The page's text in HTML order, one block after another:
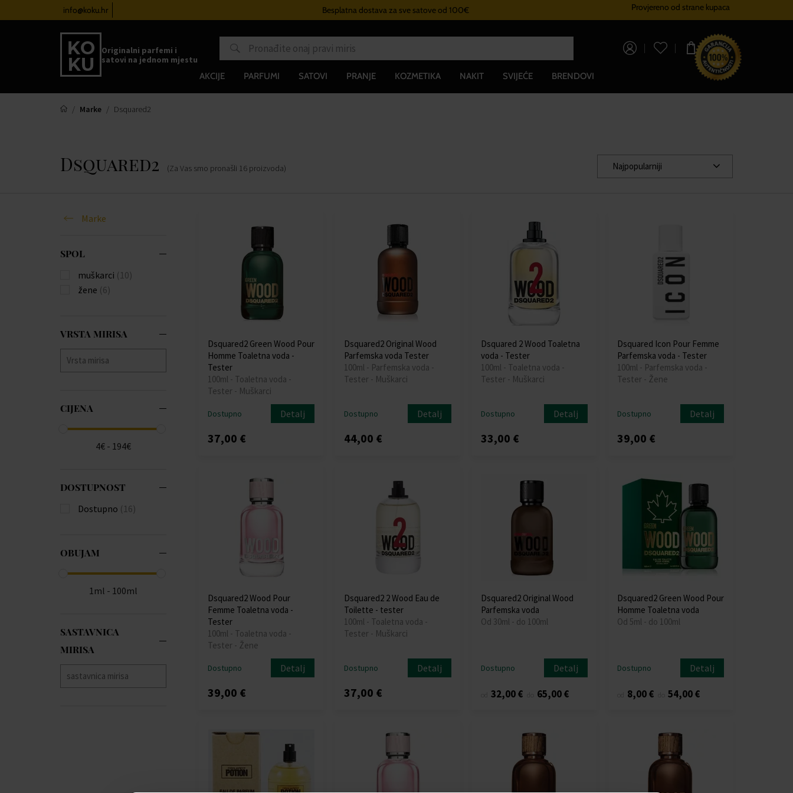
info@koku.hr Besplatna dostava za sve satove od 100€ Sustav vjernostiProvjereno od strane kupaca
Originalni parfemi i
satovi na jednom mjestu
0,00 €
AKCIJE PARFUMI SATOVI PRANJE KOZMETIKA NAKIT SVIJEĆE BRENDOVI
Marke Dsquared2
Dsquared2 (Za Vas smo pronašli 16 proizvoda) Najpopularniji
Marke
SPOL
muškarci (10)
žene (6)
VRSTA MIRISA
CIJENA
4€ - 194€
DOSTUPNOST
Dostupno (16)
OBUJAM
1ml - 100ml
SASTAVNICA
MIRISA
Dsquared2 Green Wood Pour
Homme Toaletna voda -
Tester
100ml - Toaletna voda -
Tester - Muškarci
Dostupno Detalj
37,00 €
Dsquared2 Original Wood
Parfemska voda Tester
100ml - Parfemska voda -
Tester - Muškarci
Dostupno Detalj
44,00 €
Dsquared 2 Wood Toaletna
voda - Tester
100ml - Toaletna voda -
Tester - Muškarci
Dostupno Detalj
33,00 €
Dsquared Icon Pour Femme
Parfemska voda - Tester
100ml - Parfemska voda -
Tester - Žene
Dostupno Detalj
39,00 €
Dsquared2 Wood Pour
Femme Toaletna voda -
Tester
100ml - Toaletna voda -
Tester - Žene
Dostupno Detalj
39,00 €
Dsquared2 2 Wood Eau de
Toilette - tester
100ml - Toaletna voda -
Tester - Muškarci
Dostupno Detalj
37,00 €
Dsquared2 Original Wood
Parfemska voda
Od 30ml - do 100ml
Dostupno Detalj
32,00 € 65,00 €
Dsquared2 Green Wood Pour
Homme Toaletna voda
Od 5ml - do 100ml
Dostupno Detalj
8,00 € 54,00 €